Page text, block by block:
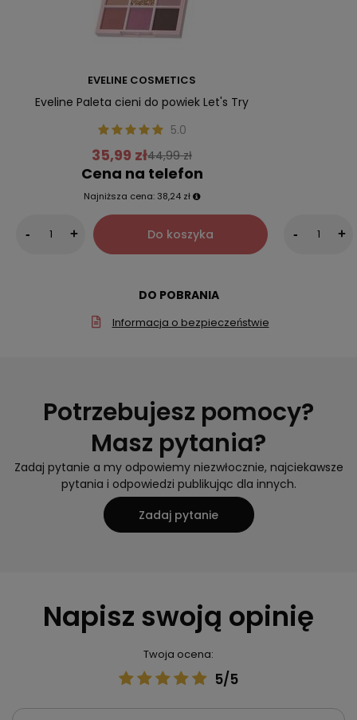
EVELINE COSMETICS
Eveline Paleta cieni do powiek Let's Try
5.0
35,99 zł44,99 zł
Cena na telefon
Najniższa cena: 38,24 zł
- + Do koszyka - +
DO POBRANIA
Informacja o bezpieczeństwie
Potrzebujesz pomocy?
Masz pytania?
Zadaj pytanie a my odpowiemy niezwłocznie, najciekawsze
pytania i odpowiedzi publikując dla innych.
Zadaj pytanie
Napisz swoją opinię
Twoja ocena:
5/5